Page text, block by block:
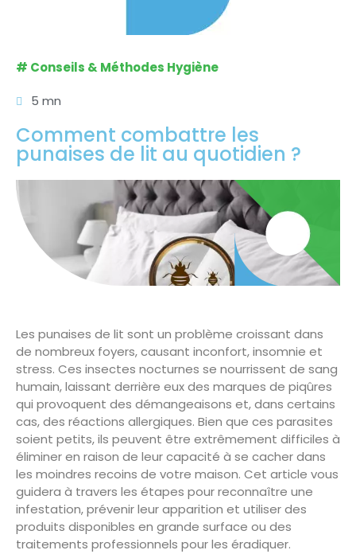
# Conseils & Méthodes Hygiène
5 mn
Comment combattre les
punaises de lit au quotidien ?
Les punaises de lit sont un problème croissant dans
de nombreux foyers, causant inconfort, insomnie et
stress. Ces insectes nocturnes se nourrissent de sang
humain, laissant derrière eux des marques de piqûres
qui provoquent des démangeaisons et, dans certains
cas, des réactions allergiques. Bien que ces parasites
soient petits, ils peuvent être extrêmement difficiles à
éliminer en raison de leur capacité à se cacher dans
les moindres recoins de votre maison. Cet article vous
guidera à travers les étapes pour reconnaître une
infestation, prévenir leur apparition et utiliser des
produits disponibles en grande surface ou des
traitements professionnels pour les éradiquer.